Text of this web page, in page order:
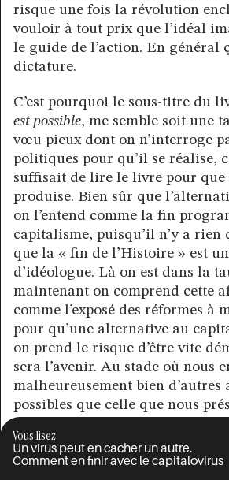
Vous lisez
Un virus peut en cacher un autre.
Comment en finir avec le capitalovirus
risque une fois la révolution
vouloir à tout prix que l’idéal
le guide de l’action. En général
dictature.
C’est pourquoi le sous-titre du
est possible, me semble soit une
vœu pieux dont on n’interroge
politiques pour qu’il se réalise,
suffisait de lire le livre pour que
produise. Bien sûr que
on l’entend comme la fin
capitalisme, puisqu’il n’y a rien
que la « fin de l’Histoire » est
d’idéologue. Là on est dans la
maintenant on comprend cette
comme l’exposé des réformes à
pour qu’une alternative au
on prend le risque d’être vite
sera l’avenir. Au stade où nous
malheureusement bien d’autres
possibles que celle que nous
Harribey. Une alternative
crédible est celle d’un
incontrôlé et de pandémies à